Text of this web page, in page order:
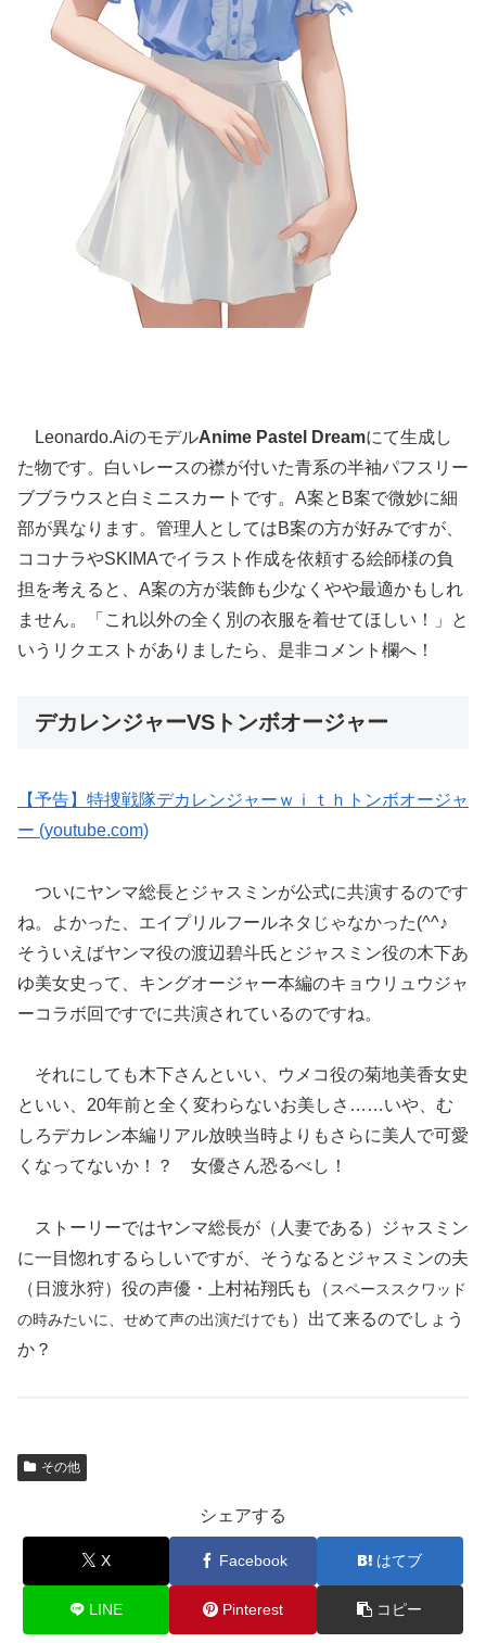
Leonardo.AiのモデルAnime Pastel Dreamにて生成し
た物です。白いレースの襟が付いた青系の半袖パフスリー
ブブラウスと白ミニスカートです。A案とB案で微妙に細
部が異なります。管理人としてはB案の方が好みですが、
ココナラやSKIMAでイラスト作成を依頼する絵師様の負
担を考えると、A案の方が装飾も少なくやや最適かもしれ
ません。「これ以外の全く別の衣服を着せてほしい！」と
いうリクエストがありましたら、是非コメント欄へ！
デカレンジャーVSトンボオージャー
【予告】特捜戦隊デカレンジャーｗｉｔｈトンボオージャ
ー (youtube.com)
ついにヤンマ総長とジャスミンが公式に共演するのです
ね。よかった、エイプリルフールネタじゃなかった(^^♪
そういえばヤンマ役の渡辺碧斗氏とジャスミン役の木下あ
ゆ美女史って、キングオージャー本編のキョウリュウジャ
ーコラボ回ですでに共演されているのですね。
それにしても木下さんといい、ウメコ役の菊地美香女史
といい、20年前と全く変わらないお美しさ……いや、む
しろデカレン本編リアル放映当時よりもさらに美人で可愛
くなってないか！？ 女優さん恐るべし！
ストーリーではヤンマ総長が（人妻である）ジャスミン
に一目惚れするらしいですが、そうなるとジャスミンの夫
（日渡氷狩）役の声優・上村祐翔氏も（ スペーススクワッド
の時みたいに、せめて声の出演だけでも ）出て来るのでしょう
か？
その他
シェアする
X Facebook はてブ
LINE Pinterest コピー